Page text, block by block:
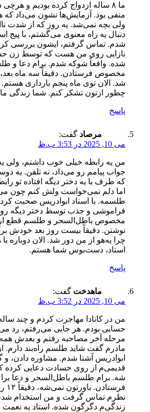
ما ۸ ساله ازدواج کرده بودیم و
منفی بود. آزمایش‌ها نشون می‌داد
ولی بچه نمی‌شد. یه روز که از شدت
دنبال یه راه معنوی می‌گشتم، با پیج
شدم. تماس گرفتم، ایشون بررسی
نازایی روی من هست که توسط زن
شده. واقعاً شوکه شدم. برام دعا و
مخصوص فرستادن. دقیقاً سه ماه
شد. الان توی ماه پنجم بارداری هستم.
چطور ازتون تشکر کنم. شما زندگی
پاسخ
مرصاد گفت:
می 10, 2025 در 3:53 ب.ظ
من یه رابطه خیلی خوب داشتم، ولی
جواب پیامم رو می‌داد، نه تلفن. یه
که طرف با یه دختر دیگه افتاده تو
اما دلم نمی‌خواست ولش کنم چون
طلسمه. با استاد ابوادریس صحبت
فراموشی و جذب توسط دختر دیگه
مخصوص باطل‌السحر و طلسم قطع
نوشتن. دقیقاً بیست روز بعد خودش
چرا یه‌هو از من دور شد. الان دوباره
استاد، دست‌بوس شما هستم.
پاسخ
ماهدخت گفت:
می 10, 2025 در 3:52 ب.ظ
من در کانادا مهاجرت کردم و چند
حسابی بودم. هر جایی می‌رفتم، رد
مرحله آخر مصاحبه رفتم و بعدش
مادرم گفت شاید طلسم راه‌بند دارم.
ابوادریس آشنا شدم. مشاوره دادن، و
قدیمی‌م از روی حسادت دعایی کرده
شه. برام طلسم باطل‌السحر و دعا
نظرم تماس گرفت و من استخدام شدم.
زندگی‌م دگرگون شده. استاد یه نعمت